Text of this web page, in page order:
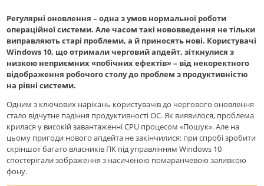
Регулярні оновлення – одна з умов нормальної роботи
операційної системи. Але часом такі нововведення не тільки
виправляють старі проблеми, а й приносять нові. Користувачі
Windows 10, що отримали черговий апдейт, зіткнулися з
низкою неприємних «побічних ефектів» – від некоректного
відображення робочого столу до проблем з продуктивністю
на рівні системи.
Одним з ключових нарікань користувачів до чергового оновлення
стало відчутне падіння продуктивності ОС. Як виявилося, проблема
крилася у високій завантаженні CPU процесом «Пошук». Але на
цьому пригоди нового апдейта не закінчилися: при спробі зробити
скріншот багато власників ПК під управлінням Windows 10
спостерігали зображення з насиченою помаранчевою заливкою
фону.